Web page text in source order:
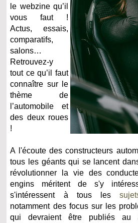
le webzine qu’il
vous faut !
Actus, essais,
comparatifs,
salons…
Retrouvez-y
tout ce qu’il faut
connaître sur le
thème de
l’automobile et
des deux roues
!
A l'écoute des constructeurs
tous les géants qui se lancent
révolutionner la vie des
engins méritent de s'y
s'intéressent à tous les
notamment des focus sur les
qui devraient être publiés